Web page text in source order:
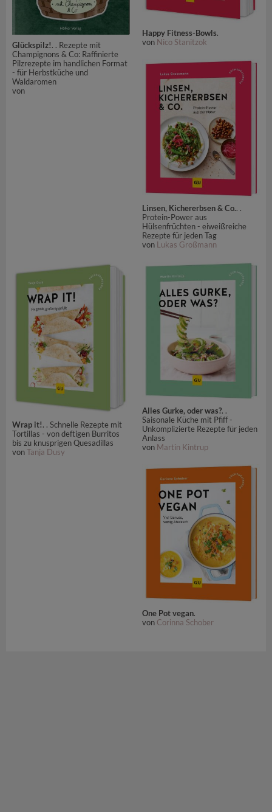
Glückspilz!. . Rezepte mit
Champignons & Co: Raffinierte
Pilzrezepte im handlichen Format
- für Herbstküche und
Waldaromen
von
Happy Fitness-Bowls.
von Nico Stanitzok
Linsen, Kichererbsen & Co.. .
Protein-Power aus
Hülsenfrüchten - eiweißreiche
Rezepte für jeden Tag
von Lukas Großmann
Wrap it!. . Schnelle Rezepte mit
Tortillas - von deftigen Burritos
bis zu knusprigen Quesadillas
vonTanja Dusy
Alles Gurke, oder was?. .
Saisonale Küche mit Pfiff -
Unkomplizierte Rezepte für jeden
Anlass
von Martin Kintrup
One Pot vegan.
von Corinna Schober